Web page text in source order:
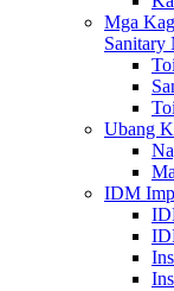
Mga
Sanitary
Ubang
IDM